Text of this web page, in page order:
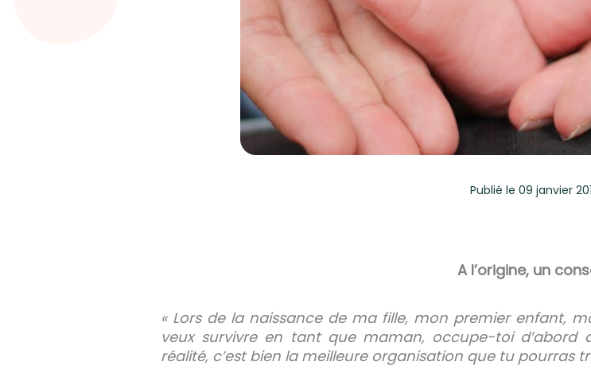
Publié le 09 janvier
A l’origine, un
« Lors de la naissance de ma fille, mon premier enfant,
veux survivre en tant que maman, occupe-toi d’abord
réalité, c’est bien la meilleure organisation que tu pourras